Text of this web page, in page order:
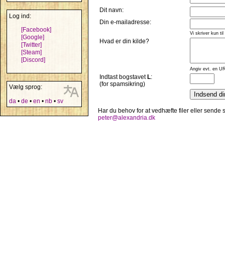
Log ind:
[Facebook]
[Google]
[Twitter]
[Steam]
[Discord]
Vælg sprog:
da • de • en • nb • sv
Dit navn:
Din e-mailadresse:
Vi skriver kun til
Hvad er din kilde?
Angiv evt. en
Indtast bogstavet L:
(for spamsikring)
Har du behov for at vedhæfte filer eller sende
peter@alexandria.dk